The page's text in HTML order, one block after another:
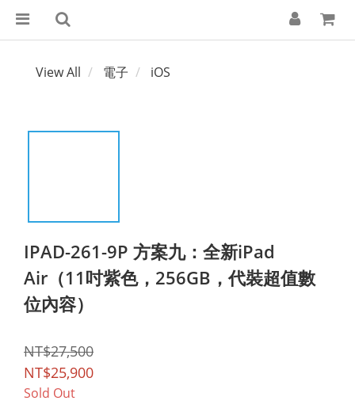
View All 電子 iOS
IPAD-261-9P 方案九：全新iPad
Air（11吋紫色，256GB，代裝超值數
位內容）
NT$27,500
NT$25,900
Sold Out